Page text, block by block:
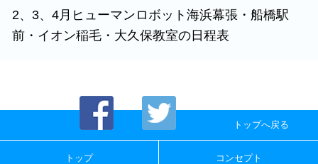
2、3、4月ヒューマンロボット海浜幕張・船橋駅
前・イオン稲毛・大久保教室の日程表
トップへ戻る
トップ コンセプト